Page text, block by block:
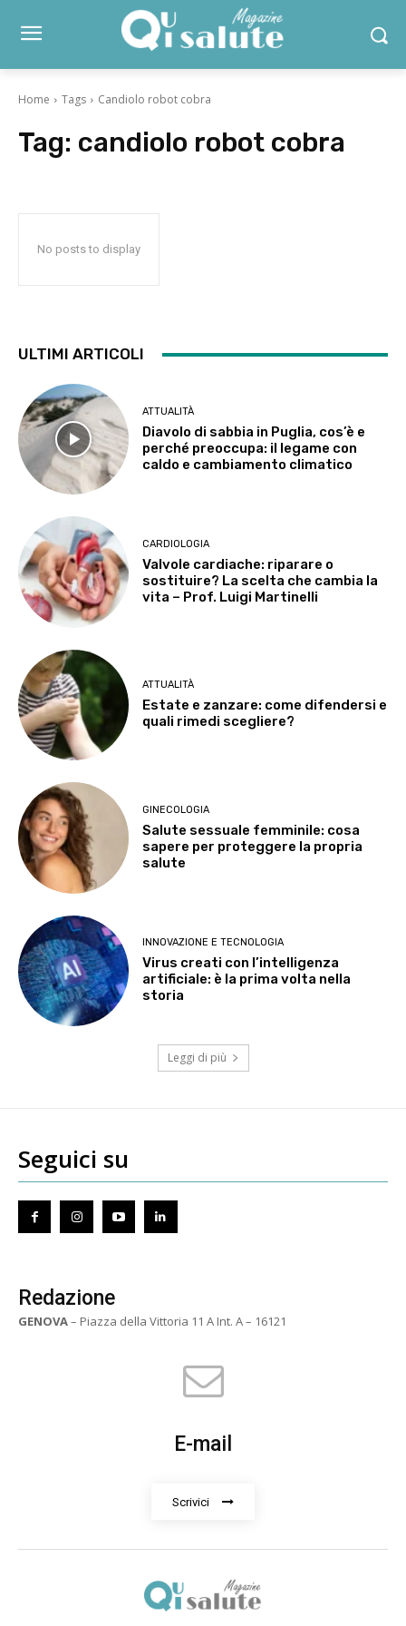
Home Tags Candiolo robot cobra
Tag: candiolo robot cobra
No posts to display
ULTIMI ARTICOLI
ATTUALITÀ
Diavolo di sabbia in Puglia, cos’è e
perché preoccupa: il legame con
caldo e cambiamento climatico
CARDIOLOGIA
Valvole cardiache: riparare o
sostituire? La scelta che cambia la
vita – Prof. Luigi Martinelli
ATTUALITÀ
Estate e zanzare: come difendersi e
quali rimedi scegliere?
GINECOLOGIA
Salute sessuale femminile: cosa
sapere per proteggere la propria
salute
INNOVAZIONE E TECNOLOGIA
Virus creati con l’intelligenza
artificiale: è la prima volta nella
storia
Leggi di più
Seguici su
Redazione
GENOVA– Piazza della Vittoria 11 A Int. A – 16121
E-mail
Scrivici